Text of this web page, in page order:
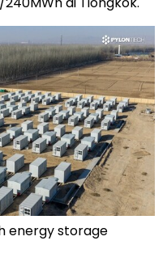
energy storage